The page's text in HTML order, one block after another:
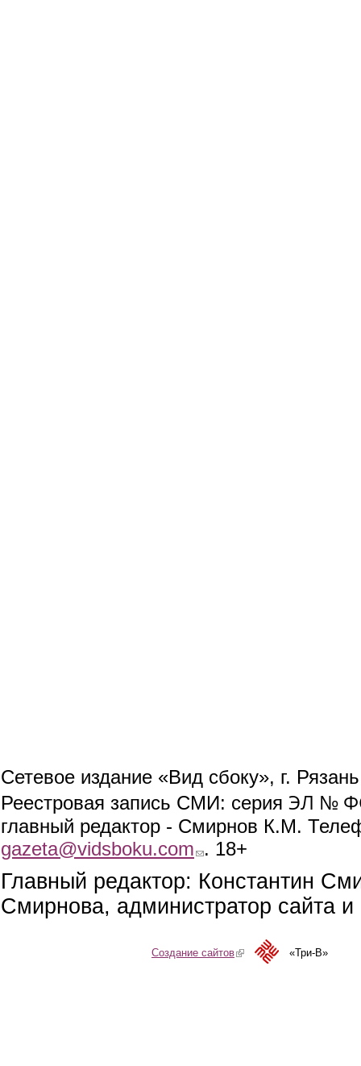
Сетевое издание «Вид сбоку», г.
Реестровая запись СМИ: серия ЭЛ №
главный редактор - Смирнов К.М.
gazeta@vidsboku.com (link sends e-mail)
. 18+
Главный редактор: Константин
Смирнова, администратор сайта
Создание сайтов(link is external)«Три-В»